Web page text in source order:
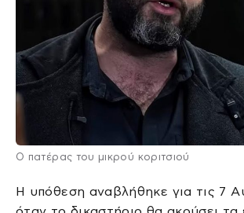
Ο πατέρας του μικρού κοριτσιού
Η υπόθεση αναβλήθηκε για τις 7